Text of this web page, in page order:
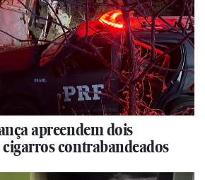
apreendem dois
contrabandeados